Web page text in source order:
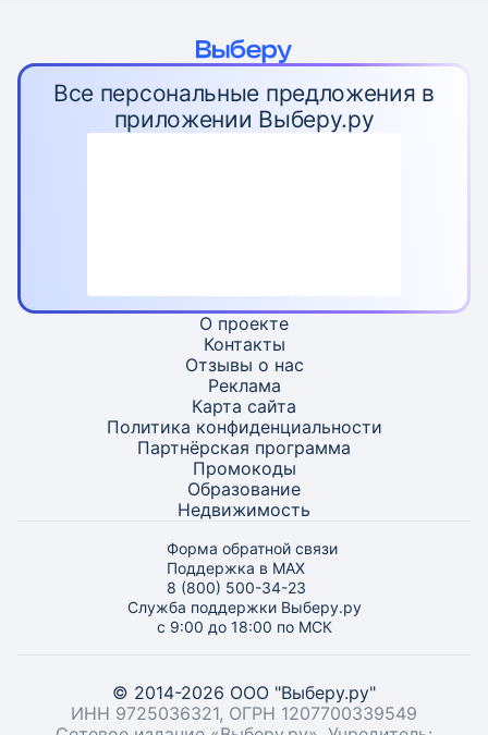
Все персональные предложения в
приложении Выберу.ру
О проекте
Контакты
Отзывы о нас
Реклама
Карта сайта
Политика конфиденциальности
Партнёрская программа
Промокоды
Образование
Недвижимость
Форма обратной связи
Поддержка в MAX
8 (800) 500-34-23
Служба поддержки Выберу.ру
с 9:00 до 18:00 по МСК
© 2014-2026 ООО "Выберу.ру"
ИНН 9725036321, ОГРН 1207700339549